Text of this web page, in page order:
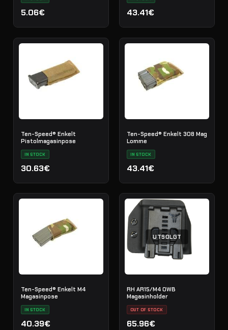
5.06€ 43.41€
Ten-Speed® Enkelt
Pistolmagasinpose
IN STOCK
30.63€
Ten-Speed® Enkelt 308 Mag
Lomme
IN STOCK
43.41€
Ten-Speed® Enkelt M4
Magasinpose
IN STOCK
40.39€
UTSOLGT
RH AR15/M4 OWB
Magasinholder
OUT OF STOCK
65.96€